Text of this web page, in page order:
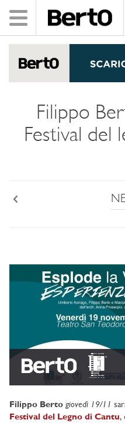
Toggle
navigation
Filippo
Festival del
Filippo Berto giovedì 19/11
Festival del Legno di Cantu,